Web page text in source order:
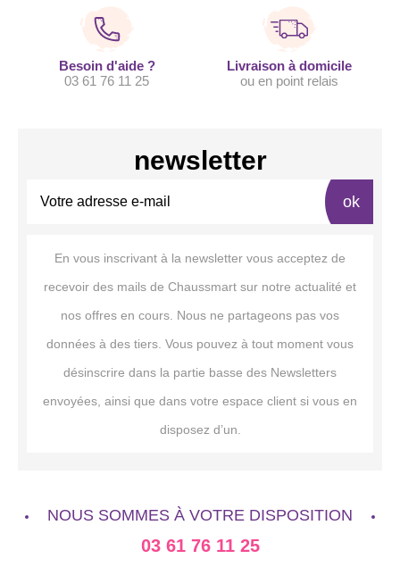
Besoin d'aide ?
03 61 76 11 25
Livraison à domicile
ou en point relais
newsletter
ok
En vous inscrivant à la newsletter vous acceptez de
recevoir des mails de Chaussmart sur notre actualité et
nos offres en cours. Nous ne partageons pas vos
données à des tiers. Vous pouvez à tout moment vous
désinscrire dans la partie basse des Newsletters
envoyées, ainsi que dans votre espace client si vous en
disposez d’un.
NOUS SOMMES À VOTRE DISPOSITION
03 61 76 11 25